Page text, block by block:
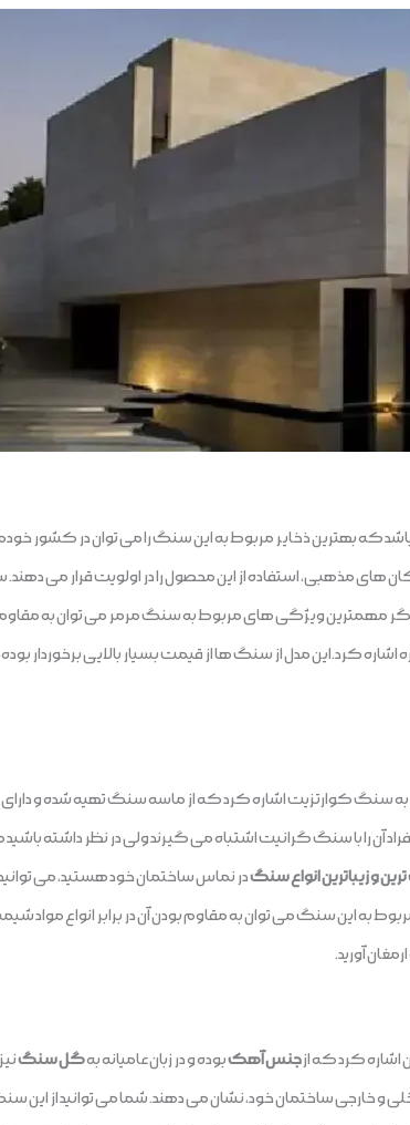
که بهترین ذخایر مربوط به این سنگ را می توان در کشور
مکان های مذهبی، استفاده از این محصول را در اولویت قرار می
دیگر مهمترین ویژگی های مربوط به سنگ مرمر می توان به مقاوم
اشاره کرد.این مدل از سنگ ها از قیمت بسیار بالایی برخوردار
سنگ کوارتزیت اشاره کرد که از ماسه سنگ تهیه شده و دارای
آن را با سنگ گرانیت اشتباه می گیرند ولی در نظر داشته
و زیباترین انواع سنگدر نماس ساختمان خود هستید، می توانید
به این سنگ می توان به مقاوم بودن آن در برابر انواع مواد
آورید.
کرد که ازجنس آهکبوده و در زبان عامیانه بهگل سنگ
و خارجی ساختمان خود، نشان می دهند. شما می توانید از